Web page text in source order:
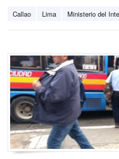
Callao Lima Ministerio del